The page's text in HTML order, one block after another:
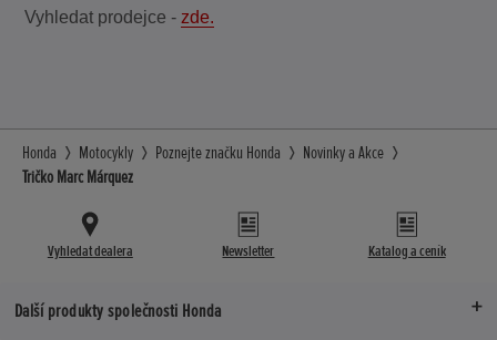
Vyhledat prodejce - zde.
Honda Motocykly Poznejte značku Honda
Novinky a Akce
Tričko Marc Márquez
Vyhledat dealera Newsletter Katalog a ceník
Další produkty společnosti Honda